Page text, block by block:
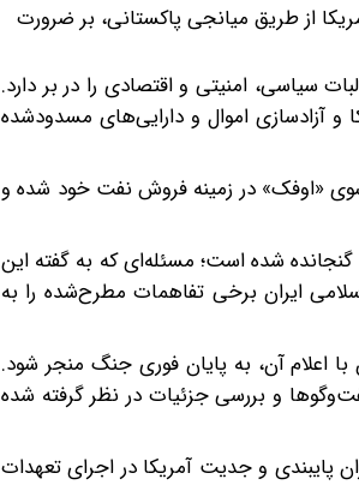
از طریق میانجی پاکستانی، بر ضرورت
سیاسی، امنیتی و اقتصادی را در بر دارد.
و آزادسازی اموال و دارایی‌های مسدودشده
«اوفک» در زمینه فروش نفت خود شده و
شده است؛ مسئله‌ای که به گفته این
ایران برخی تفاهمات مطرح‌شده را به
با اعلام آن، به پایان فوری جنگ منجر شود.
توقف جنگ برای ادامه گفت‌وگوها و بررسی جزئیات در نظر گرفته شده
پایبندی و جدیت آمریکا در اجرای تعهدات